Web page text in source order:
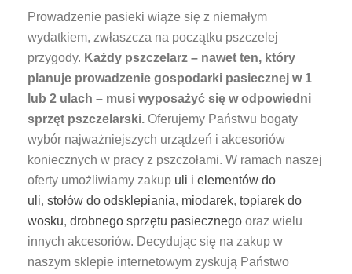
Prowadzenie pasieki wiąże się z niemałym
wydatkiem, zwłaszcza na początku pszczelej
przygody. Każdy pszczelarz – nawet ten, który
planuje prowadzenie gospodarki pasiecznej w 1
lub 2 ulach – musi wyposażyć się w odpowiedni
sprzęt pszczelarski. Oferujemy Państwu bogaty
wybór najważniejszych urządzeń i akcesoriów
koniecznych w pracy z pszczołami. W ramach naszej
oferty umożliwiamy zakup uli i elementów do
uli, stołów do odsklepiania, miodarek, topiarek do
wosku, drobnego sprzętu pasiecznego oraz wielu
innych akcesoriów. Decydując się na zakup w
naszym sklepie internetowym zyskują Państwo